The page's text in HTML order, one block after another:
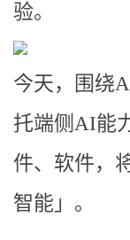
验。
今天，围绕
托端侧AI能
件、软件，
智能」。